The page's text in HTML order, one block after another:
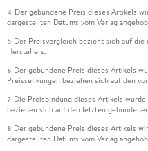
4 Der gebundene Preis dieses Artikels
dargestellten Datums vom Verlag
5 Der Preisvergleich bezieht sich auf
Herstellers.
6 Der gebundene Preis dieses Artikels
Preissenkungen beziehen sich auf den
7 Die Preisbindung dieses Artikels
beziehen sich auf den letzten
8 Der gebundene Preis dieses Artikels
dargestellten Datums vom Verlag